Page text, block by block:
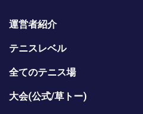
運営者紹介
テニスレベル
全てのテニス場
大会(公式/草トー)